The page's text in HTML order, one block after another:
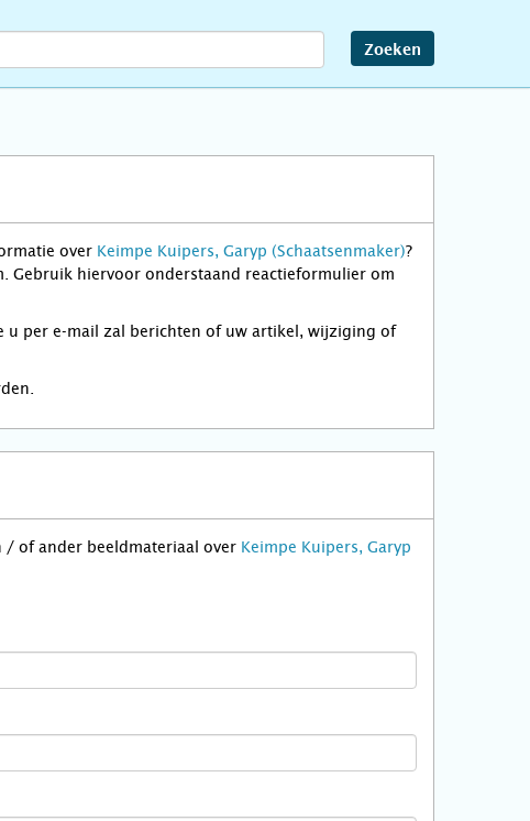
Zoeken
over Keimpe Kuipers, Garyp (Schaatsenmaker)?
Gebruik hiervoor onderstaand reactieformulier om
u per e-mail zal berichten of uw artikel, wijziging of
of ander beeldmateriaal over Keimpe Kuipers, Garyp